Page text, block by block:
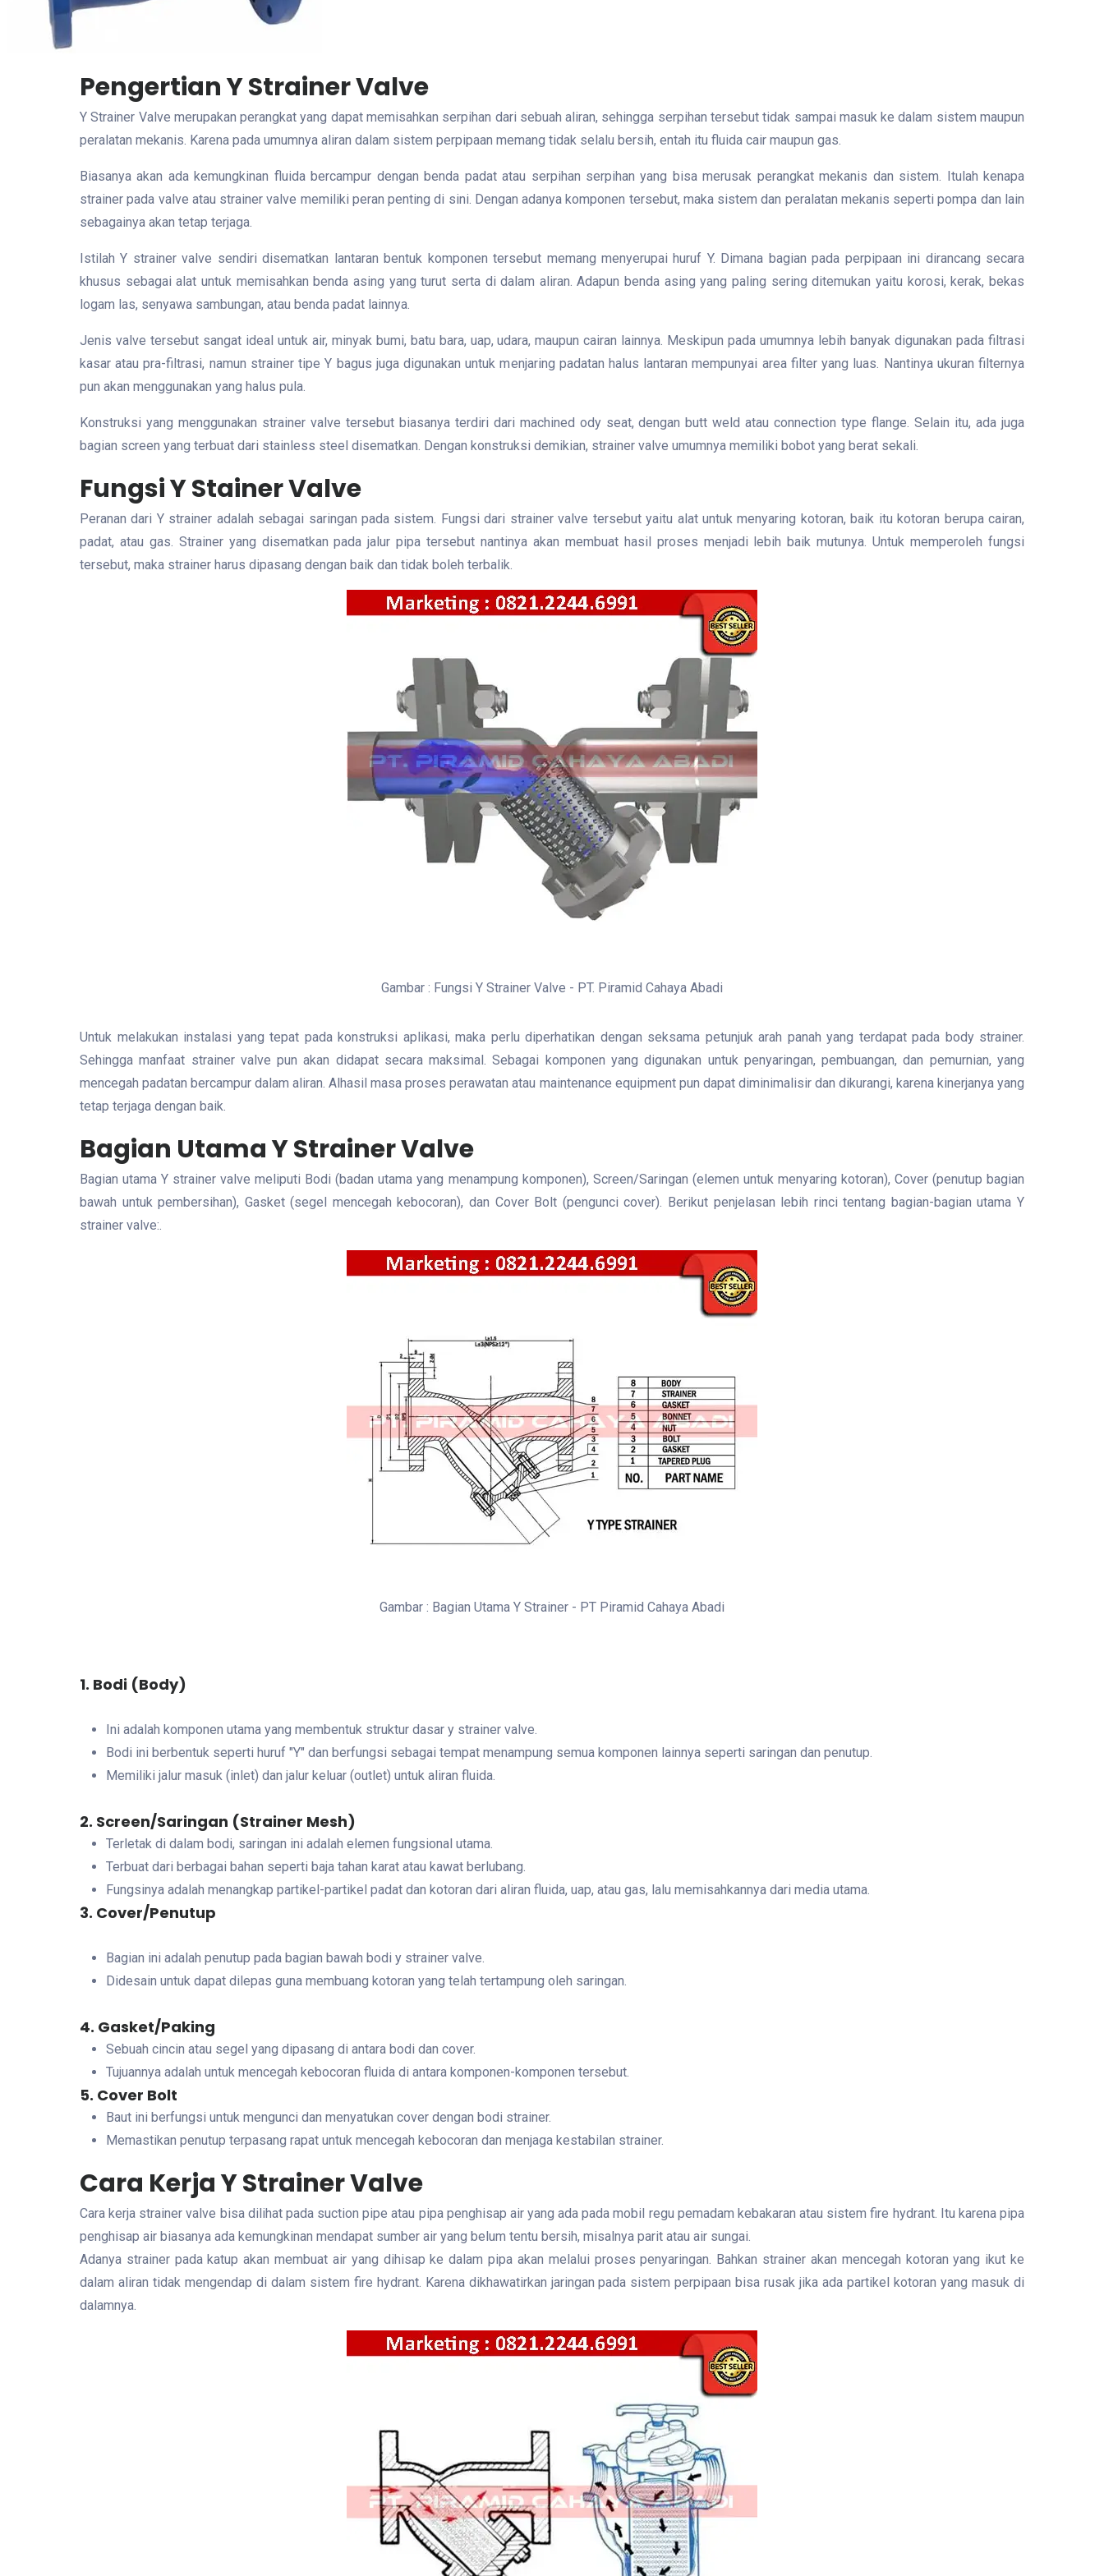
Pengertian Y Strainer Valve
Y Strainer Valve merupakan perangkat yang dapat memisahkan serpihan dari sebuah aliran, sehingga serpihan tersebut tidak sampai masuk ke dalam sistem maupun
peralatan mekanis. Karena pada umumnya aliran dalam sistem perpipaan memang tidak selalu bersih, entah itu fluida cair maupun gas.
Biasanya akan ada kemungkinan fluida bercampur dengan benda padat atau serpihan serpihan yang bisa merusak perangkat mekanis dan sistem. Itulah kenapa
strainer pada valve atau strainer valve memiliki peran penting di sini. Dengan adanya komponen tersebut, maka sistem dan peralatan mekanis seperti pompa dan lain
sebagainya akan tetap terjaga.
Istilah Y strainer valve sendiri disematkan lantaran bentuk komponen tersebut memang menyerupai huruf Y. Dimana bagian pada perpipaan ini dirancang secara
khusus sebagai alat untuk memisahkan benda asing yang turut serta di dalam aliran. Adapun benda asing yang paling sering ditemukan yaitu korosi, kerak, bekas
logam las, senyawa sambungan, atau benda padat lainnya.
Jenis valve tersebut sangat ideal untuk air, minyak bumi, batu bara, uap, udara, maupun cairan lainnya. Meskipun pada umumnya lebih banyak digunakan pada filtrasi
kasar atau pra-filtrasi, namun strainer tipe Y bagus juga digunakan untuk menjaring padatan halus lantaran mempunyai area filter yang luas. Nantinya ukuran filternya
pun akan menggunakan yang halus pula.
Konstruksi yang menggunakan strainer valve tersebut biasanya terdiri dari machined ody seat, dengan butt weld atau connection type flange. Selain itu, ada juga
bagian screen yang terbuat dari stainless steel disematkan. Dengan konstruksi demikian, strainer valve umumnya memiliki bobot yang berat sekali.
Fungsi Y Stainer Valve
Peranan dari Y strainer adalah sebagai saringan pada sistem. Fungsi dari strainer valve tersebut yaitu alat untuk menyaring kotoran, baik itu kotoran berupa cairan,
padat, atau gas. Strainer yang disematkan pada jalur pipa tersebut nantinya akan membuat hasil proses menjadi lebih baik mutunya. Untuk memperoleh fungsi
tersebut, maka strainer harus dipasang dengan baik dan tidak boleh terbalik.
Gambar : Fungsi Y Strainer Valve - PT. Piramid Cahaya Abadi
Untuk melakukan instalasi yang tepat pada konstruksi aplikasi, maka perlu diperhatikan dengan seksama petunjuk arah panah yang terdapat pada body strainer.
Sehingga manfaat strainer valve pun akan didapat secara maksimal. Sebagai komponen yang digunakan untuk penyaringan, pembuangan, dan pemurnian, yang
mencegah padatan bercampur dalam aliran. Alhasil masa proses perawatan atau maintenance equipment pun dapat diminimalisir dan dikurangi, karena kinerjanya yang
tetap terjaga dengan baik.
Bagian Utama Y Strainer Valve
Bagian utama Y strainer valve meliputi Bodi (badan utama yang menampung komponen), Screen/Saringan (elemen untuk menyaring kotoran), Cover (penutup bagian
bawah untuk pembersihan), Gasket (segel mencegah kebocoran), dan Cover Bolt (pengunci cover). Berikut penjelasan lebih rinci tentang bagian-bagian utama Y
strainer valve:.
Gambar : Bagian Utama Y Strainer - PT Piramid Cahaya Abadi
1. Bodi (Body)
Ini adalah komponen utama yang membentuk struktur dasar y strainer valve.
Bodi ini berbentuk seperti huruf "Y" dan berfungsi sebagai tempat menampung semua komponen lainnya seperti saringan dan penutup.
Memiliki jalur masuk (inlet) dan jalur keluar (outlet) untuk aliran fluida.
2. Screen/Saringan (Strainer Mesh)
Terletak di dalam bodi, saringan ini adalah elemen fungsional utama.
Terbuat dari berbagai bahan seperti baja tahan karat atau kawat berlubang.
Fungsinya adalah menangkap partikel-partikel padat dan kotoran dari aliran fluida, uap, atau gas, lalu memisahkannya dari media utama.
3. Cover/Penutup
Bagian ini adalah penutup pada bagian bawah bodi y strainer valve.
Didesain untuk dapat dilepas guna membuang kotoran yang telah tertampung oleh saringan.
4. Gasket/Paking
Sebuah cincin atau segel yang dipasang di antara bodi dan cover.
Tujuannya adalah untuk mencegah kebocoran fluida di antara komponen-komponen tersebut.
5. Cover Bolt
Baut ini berfungsi untuk mengunci dan menyatukan cover dengan bodi strainer.
Memastikan penutup terpasang rapat untuk mencegah kebocoran dan menjaga kestabilan strainer.
Cara Kerja Y Strainer Valve
Cara kerja strainer valve bisa dilihat pada suction pipe atau pipa penghisap air yang ada pada mobil regu pemadam kebakaran atau sistem fire hydrant. Itu karena pipa
penghisap air biasanya ada kemungkinan mendapat sumber air yang belum tentu bersih, misalnya parit atau air sungai.
Adanya strainer pada katup akan membuat air yang dihisap ke dalam pipa akan melalui proses penyaringan. Bahkan strainer akan mencegah kotoran yang ikut ke
dalam aliran tidak mengendap di dalam sistem fire hydrant. Karena dikhawatirkan jaringan pada sistem perpipaan bisa rusak jika ada partikel kotoran yang masuk di
dalamnya.